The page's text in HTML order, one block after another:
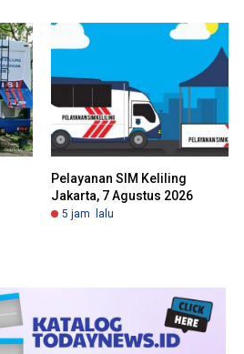
Pelayanan SIM Keliling
Jakarta, 7 Agustus 2026
5 jam lalu